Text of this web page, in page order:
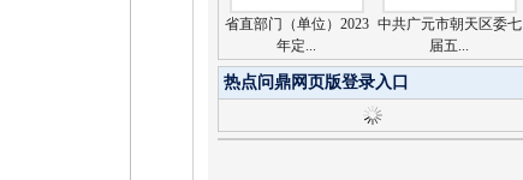
省直部门（单位）2023
年定...
中共广元市朝天区委七
届五...
热点问鼎网页版登录入口